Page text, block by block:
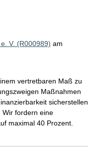
V. (R000989) am
vertretbaren Maß zu
Maßnahmen
sicherstellen
Wir fordern eine
maximal 40 Prozent.